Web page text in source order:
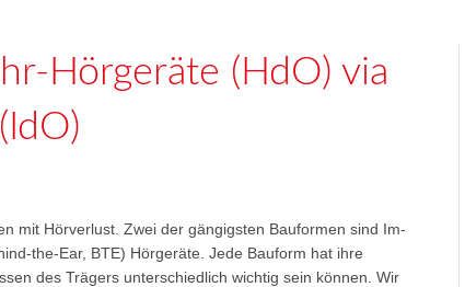
Hörgeräte (HdO) via
mit Hörverlust. Zwei der gängigsten Bauformen sind Im-
the-Ear, BTE) Hörgeräte. Jede Bauform hat ihre
des Trägers unterschiedlich wichtig sein können. Wir